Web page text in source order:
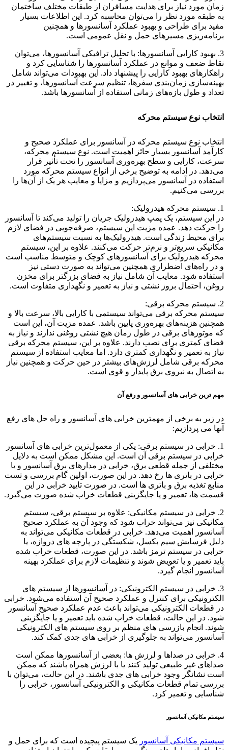
زمان مورد نیاز برای هدایت مسافران از طبقات مختلف ساختمان
به طبقه مورد نظر را می‌توان محاسبه کرد. این اطلاعات بسیار
مفید برای طراحی و بهبود عملکرد آسانسورها و همچنین
برنامه‌ریزی مسیرهای حمل و نقل عمومی است.
3. بهبود کارایی آسانسورها: با تحلیل ترافیکی آسانسورها، می‌توان
نقاط ضعف و موانع در عملکرد آسانسورها را شناسایی کرد و
راهکارهای بهبود کارایی را پیشنهاد داد. این بهبودات می‌تواند شامل
بهینه‌سازی زمان‌بندی سفرها، تنظیم سرعت آسانسورها، و تغییر در
تعداد و طول بازه‌های زمانی استفاده از آسانسورها باشد.
انتخاب نوع سیستم محرکه
انتخاب نوع سیستم محرکه در آسانسور برای عملکرد صحیح و
کارآمد آسانسور بسیار حائز اهمیت است. نوع سیستم محرکه،
سرعت، کارایی و سطح بهره‌وری آسانسور را تحت تأثیر قرار
می‌دهد. در ادامه به توضیح برخی از انواع سیستم محرکه مورد
استفاده در آسانسور می‌پردازیم و مزایا و معایب هر یک از آن‌ها را
بررسی می‌کنیم.
1. سیستم محرکه هیدرولیک:
در این سیستم، یک پمپ هیدرولیک جریان را تولید می‌کند تا آسانسور
را حرکت دهد. عمده مزیت این سیستم، صرفه‌جویی در فضای لازم
برای محیط زندگی است. هیدرولیک‌ها به نسبت سیستم‌های
مکانیکی سریع‌تر و نرم‌تر حرکت می‌کنند. علاوه بر این، سیستم
محرکه هیدرولیک برای آسانسورهای کوچک و متوسط مناسب است
و در راه‌های اضطراری همچنین می‌تواند به صورت دستی نیز
استفاده شود. معایب آن شامل نیاز به فضای بزرگتر برای مخزن
روغن، احتمال بروز نشتی و نیاز به تعمیر و نگهداری متفاوت است.
2. سیستم محرکه برقی:
سیستم محرکه برقی می‌تواند سیستمی با کارایی بالا، سرعت بالا و
همچنین هزینه‌های بهره‌وری پایین باشد. عمده مزیت آن، این است
که موتورهای برقی در طول زمان هیچ نشتی روغنی ندارند و نیاز به
فضای کمتری برای نصب دارند. علاوه بر این، سیستم محرکه برقی
نیاز به تعمیر و نگهداری کمتری دارد. اما معایب استفاده از سیستم
محرکه برقی شامل لرزش‌های بیشتر در حین حرکت و همچنین نیاز
به اتصال به نیروی برق پایدار و قوی است.
مهم ترین خرابی های آسانسور و رفع آن
در زیر به برخی از مهمترین خرابی های آسانسور و راه حل های رفع
آنها می پردازیم:
1. خرابی در سیستم برقی: یکی از معمول‌ترین خرابی های آسانسور
خرابی در سیستم برقی آن است. این مشکل ممکن است به دلایل
مختلفی از جمله قطعی برق، خرابی در مدارهای برق آسانسور و یا
خرابی در باتری ها رخ دهد. در این صورت، اولین گام بررسی و تست
منابع تغذیه برق و باتری ها است. در صورت تایید خرابی در این
قسمت ها، تعمیر و یا جایگزینی قطعات خراب شده صورت می‌گیرد.
2. خرابی در سیستم مکانیکی: علاوه بر سیستم برقی، سیستم
مکانیکی نیز می‌تواند خراب شود که وجود آن به عملکرد صحیح
آسانسور اهمیت می‌دهد. خرابی در قطعات مکانیکی می‌تواند به
دلیل فرسایش سیم بکسل، شکستگی در پارچه های دروازه، یا
خرابی در سیستم ترمز باشد. در این صورت، قطعات خراب شده
باید تعمیر و یا تعویض شوند و تنظیمات لازم برای عملکرد بهینه
آسانسور انجام گیرد.
3. خرابی در سیستم الکترونیکی: در آسانسورها از سیستم های
الکترونیکی برای کنترل و عملکرد صحیح آن استفاده می‌شود. خرابی
در قطعات الکترونیکی می‌تواند باعث عدم عملکرد صحیح آسانسور
شود. در این حالت، قطعات خراب شده باید تعمیر و یا جایگزینی
شوند. انجام بازرسی های منظم بر روی سیستم های الکترونیکی
آسانسور می‌تواند به جلوگیری از خرابی های جدی کمک کند.
4. خرابی در صداها و لرزش ها: بعضی از آسانسورها ممکن است
صداهای غیر طبیعی تولید کنند یا با لرزش همراه باشند که ممکن
است نشانگر وجود خرابی های جدی باشند. در این حالت، می‌توان با
بررسی تمام قطعات مکانیکی و الکترونیکی آسانسور، خرابی را
شناسایی و تعمیر کرد.
سیستم مکانیکی آسانسور
سیستم مکانیکی آسانسور یک سیستم پیچیده است که برای حمل و